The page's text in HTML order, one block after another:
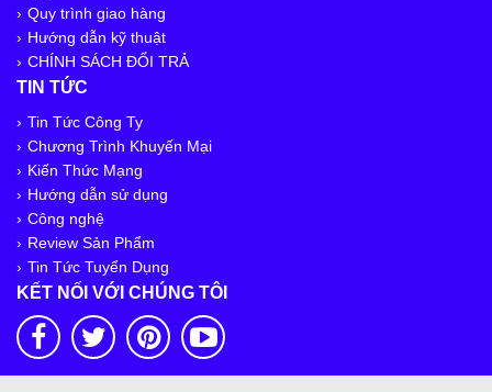
Quy trình giao hàng
Hướng dẫn kỹ thuật
CHÍNH SÁCH ĐỔI TRẢ
TIN TỨC
Tin Tức Công Ty
Chương Trình Khuyến Mại
Kiến Thức Mạng
Hướng dẫn sử dụng
Công nghệ
Review Sản Phẩm
Tin Tức Tuyển Dụng
KẾT NỐI VỚI CHÚNG TÔI